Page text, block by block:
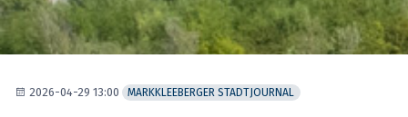
2026-04-29 13:00 MARKKLEEBERGER STADTJOURNAL